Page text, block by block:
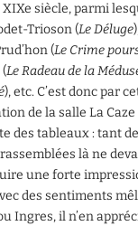
siècle, parmi
Trioson (Le Déluge
(Le Crime
(Le Radeau de la
), etc. C’est donc par
de la salle La
des tableaux : tant
là ne
une forte
des sentiments
Ingres, il n’en